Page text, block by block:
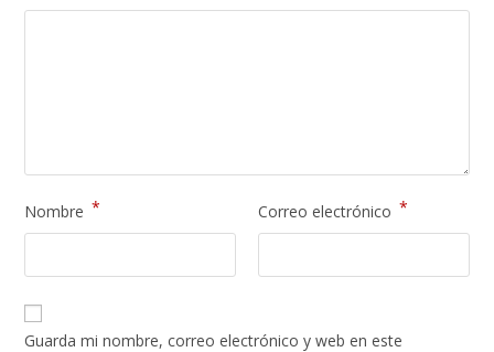
Nombre * Correo electrónico *
Guarda mi nombre, correo electrónico y web en este